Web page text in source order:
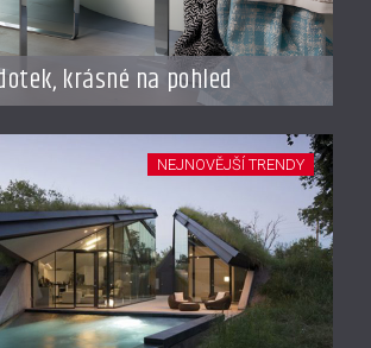
krásné na pohled
NEJNOVĚJŠÍ TRENDY